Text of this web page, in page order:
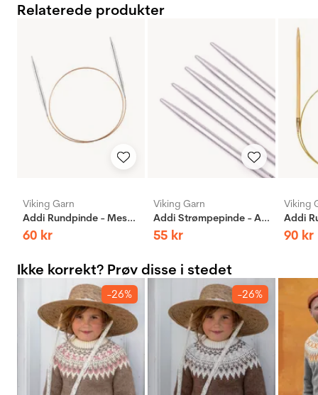
Relaterede produkter
Viking Garn
Addi Rundpinde - Messing
60 kr
Viking Garn
Addi Strømpepinde - Aluminium
55 kr
Viking
90 kr
Ikke korrekt? Prøv disse i stedet
-26% -26%